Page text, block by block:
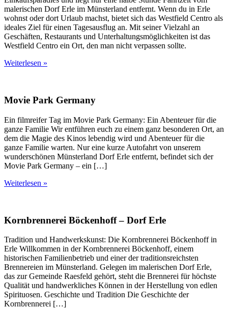
malerischen Dorf Erle im Münsterland entfernt. Wenn du in Erle
wohnst oder dort Urlaub machst, bietet sich das Westfield Centro als
ideales Ziel für einen Tagesausflug an. Mit seiner Vielzahl an
Geschäften, Restaurants und Unterhaltungsmöglichkeiten ist das
Westfield Centro ein Ort, den man nicht verpassen sollte.
Weiterlesen »
Movie Park Germany
Ein filmreifer Tag im Movie Park Germany: Ein Abenteuer für die
ganze Familie Wir entführen euch zu einem ganz besonderen Ort, an
dem die Magie des Kinos lebendig wird und Abenteuer für die
ganze Familie warten. Nur eine kurze Autofahrt von unserem
wunderschönen Münsterland Dorf Erle entfernt, befindet sich der
Movie Park Germany – ein […]
Weiterlesen »
Kornbrennerei Böckenhoff – Dorf Erle
Tradition und Handwerkskunst: Die Kornbrennerei Böckenhoff in
Erle Willkommen in der Kornbrennerei Böckenhoff, einem
historischen Familienbetrieb und einer der traditionsreichsten
Brennereien im Münsterland. Gelegen im malerischen Dorf Erle,
das zur Gemeinde Raesfeld gehört, steht die Brennerei für höchste
Qualität und handwerkliches Können in der Herstellung von edlen
Spirituosen. Geschichte und Tradition Die Geschichte der
Kornbrennerei […]